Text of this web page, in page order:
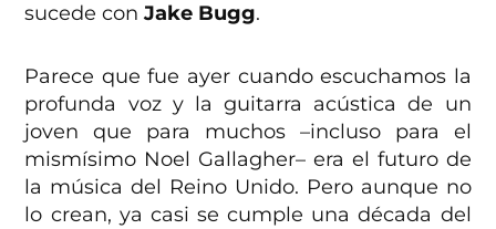
sucede conJake Bugg.
Parece que fue ayer cuando escuchamos la
profunda voz y la guitarra acústica de un
joven que para muchos –incluso para el
mismísimo Noel Gallagher– era el futuro de
la música del Reino Unido. Pero aunque no
lo crean, ya casi se cumple una década del